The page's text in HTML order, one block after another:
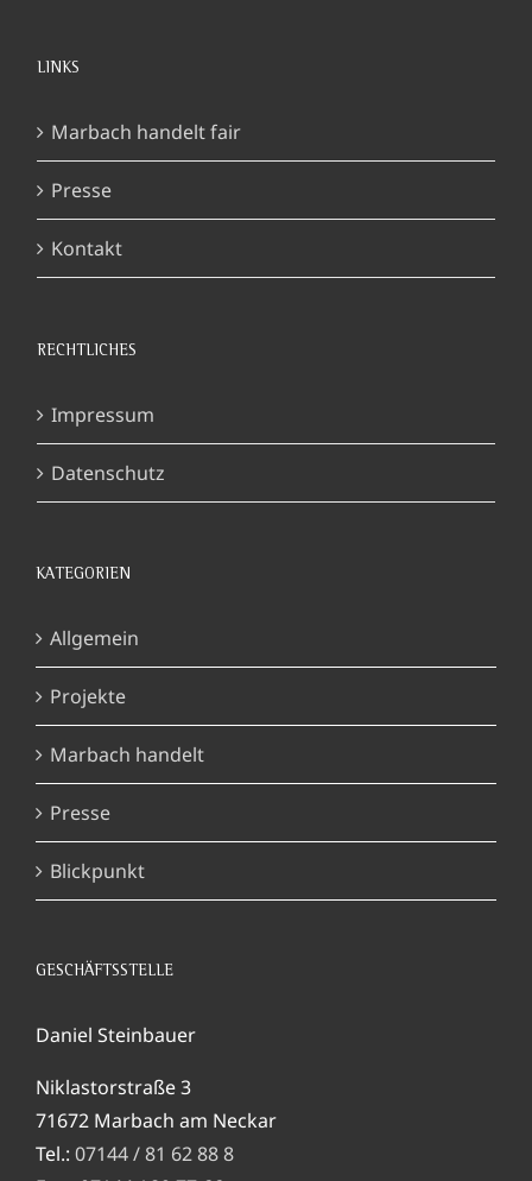
LINKS
Marbach handelt fair
Presse
Kontakt
RECHTLICHES
Impressum
Datenschutz
KATEGORIEN
Allgemein
Projekte
Marbach handelt
Presse
Blickpunkt
GESCHÄFTSSTELLE
Daniel Steinbauer
Niklastorstraße 3
71672 Marbach am Neckar
Tel.: 07144 / 81 62 88 8